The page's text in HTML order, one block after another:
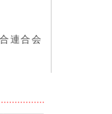
連合会